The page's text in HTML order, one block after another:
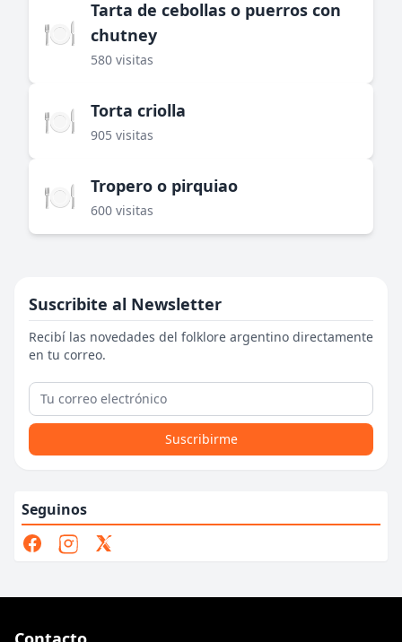
🍽️
Tarta de cebollas o puerros con
chutney
580 visitas
🍽️ Torta criolla
905 visitas
🍽️ Tropero o pirquiao
600 visitas
Suscribite al Newsletter
Recibí las novedades del folklore argentino directamente
en tu correo.
Suscribirme
Seguinos